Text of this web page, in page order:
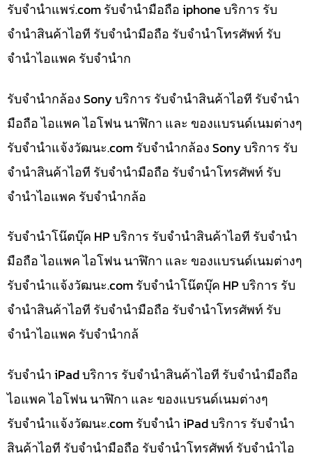
รับจํานําแพร่.com รับจำนำมือถือ iphone บริการ รับ
จำนำสินค้าไอที รับจำนำมือถือ รับจำนำโทรศัพท์ รับ
จำนำไอแพค รับจำนำก
รับจำนำกล้อง Sony บริการ รับจำนำสินค้าไอที รับจำนำ
มือถือ ไอแพค ไอโฟน นาฬิกา และ ของแบรนด์เนมต่างๆ
รับจํานําแจ้งวัฒนะ.com รับจำนำกล้อง Sony บริการ รับ
จำนำสินค้าไอที รับจำนำมือถือ รับจำนำโทรศัพท์ รับ
จำนำไอแพค รับจำนำกล้อ
รับจำนำโน๊ตบุ๊ค HP บริการ รับจำนำสินค้าไอที รับจำนำ
มือถือ ไอแพค ไอโฟน นาฬิกา และ ของแบรนด์เนมต่างๆ
รับจํานําแจ้งวัฒนะ.com รับจำนำโน๊ตบุ๊ค HP บริการ รับ
จำนำสินค้าไอที รับจำนำมือถือ รับจำนำโทรศัพท์ รับ
จำนำไอแพค รับจำนำกล้
รับจำนำ iPad บริการ รับจำนำสินค้าไอที รับจำนำมือถือ
ไอแพค ไอโฟน นาฬิกา และ ของแบรนด์เนมต่างๆ
รับจํานําแจ้งวัฒนะ.com รับจำนำ iPad บริการ รับจำนำ
สินค้าไอที รับจำนำมือถือ รับจำนำโทรศัพท์ รับจำนำไอ